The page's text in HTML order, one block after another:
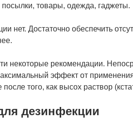
товары, одежда, гаджеты.
нет. Достаточно обеспечить
некоторые рекомендации.
эффект от
того, как высох раствор
дезинфекции